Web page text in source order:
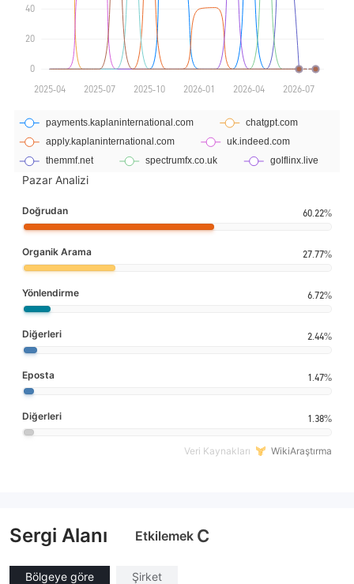
Pazar Analizi
Doğrudan 60.22%
Organik Arama 27.77%
Yönlendirme 6.72%
Diğerleri 2.44%
Eposta 1.47%
Diğerleri 1.38%
Veri Kaynakları WikiAraştırma
Sergi Alanı Etkilemek C
Bölgeye göre Şirket